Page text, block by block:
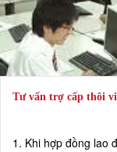
Tư vấn trợ cấp thôi
1. Khi hợp đồng lao